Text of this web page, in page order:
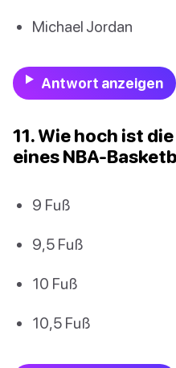
Michael Jordan
Antwort anzeigen
11. Wie hoch ist
eines NBA-
9 Fuß
9,5 Fuß
10 Fuß
10,5 Fuß